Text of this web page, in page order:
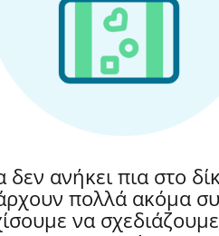
ανήκει πια στο
πολλά ακόμα
να